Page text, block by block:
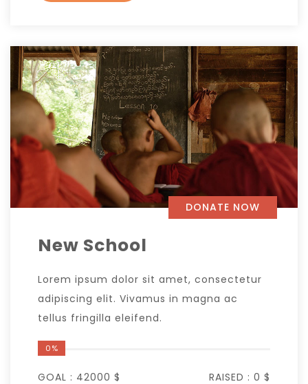
DONATE NOW
New School
Lorem ipsum dolor sit amet, consectetur
adipiscing elit. Vivamus in magna ac
tellus fringilla eleifend.
0%
GOAL : 42000 $ RAISED : 0 $